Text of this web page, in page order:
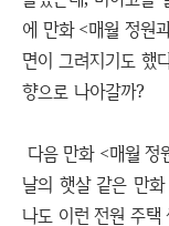
에 만화 <매월 정원
면이 그려지기도 했
향으로 나아갈까?
다음 만화 <매월 정
날의 햇살 같은 만
나도 이런 전원 주